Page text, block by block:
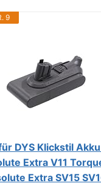
9
DYS Klickstil
Extra V11
Extra SV15